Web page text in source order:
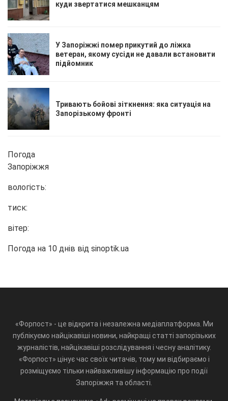
куди звертатися мешканцям
У Запоріжжі помер прикутий до ліжка
ветеран, якому сусіди не давали встановити
підйомник
Тривають бойові зіткнення: яка ситуація на
Запорізькому фронті
Погода
Запоріжжя
вологість:
тиск:
вітер:
Погода на 10 днів від sinoptik.ua
«Форпост» - це відкрита і незалежна медіаплатформа. Ми
публікуємо найцікавіші новини, найкращі статті запорізьких
журналістів, найцікавіші розслідування і чесну аналітику.
«Форпост» цінує час своїх читачів, тому ми відбираємо і
розміщуємо тільки найважливішу інформацію про події
Запоріжжя та області.